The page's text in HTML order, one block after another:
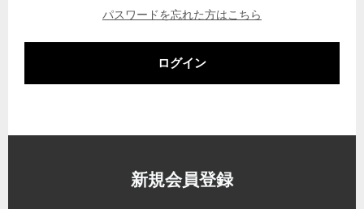
パスワードを忘れた方はこちら
ログイン
新規会員登録